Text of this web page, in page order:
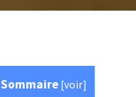
Sommaire [voir]